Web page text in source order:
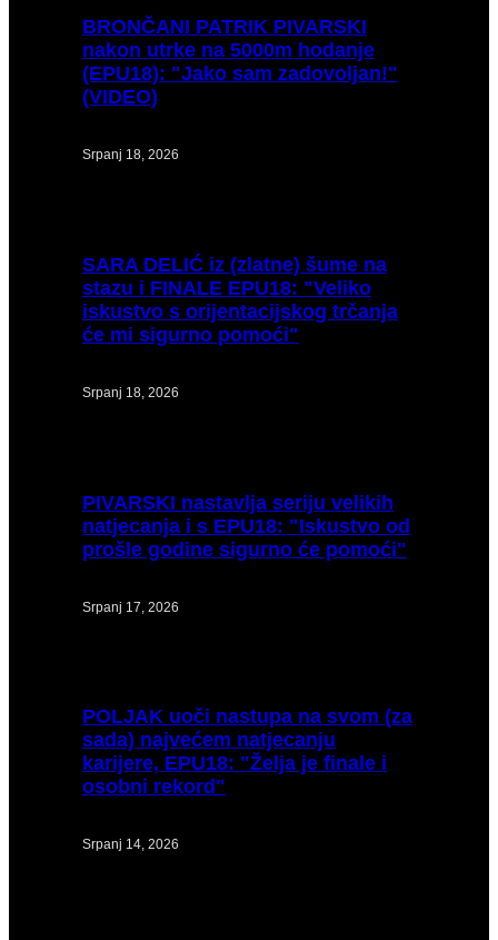
BRONČANI PATRIK PIVARSKI
nakon utrke na 5000m hodanje
(EPU18): "Jako sam zadovoljan!"
(VIDEO)
Srpanj 18, 2026
SARA DELIĆ iz (zlatne) šume na
stazu i FINALE EPU18: "Veliko
iskustvo s orijentacijskog trčanja
će mi sigurno pomoći"
Srpanj 18, 2026
PIVARSKI nastavlja seriju velikih
natjecanja i s EPU18: "Iskustvo od
prošle godine sigurno će pomoći"
Srpanj 17, 2026
POLJAK uoči nastupa na svom (za
sada) najvećem natjecanju
karijere, EPU18: "Želja je finale i
osobni rekord"
Srpanj 14, 2026